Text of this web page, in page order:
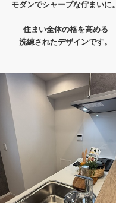
モダンでシャープな佇まいに。
住まい全体の格を高める
洗練されたデザインです。